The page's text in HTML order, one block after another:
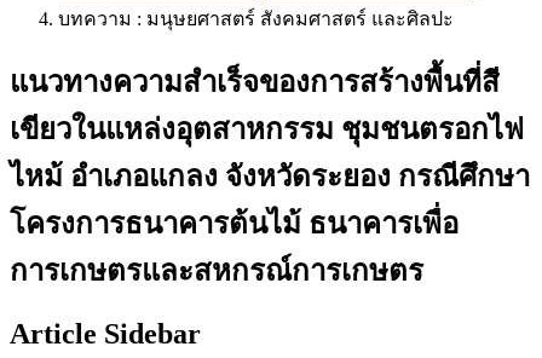
บทความ : มนุษยศาสตร์ สังคมศาสตร์ และศิลปะ
แนวทางความสำเร็จของการสร้างพื้นที่สี
เขียวในแหล่งอุตสาหกรรม ชุมชนตรอกไฟ
ไหม้ อำเภอแกลง จังหวัดระยอง กรณีศึกษา
โครงการธนาคารต้นไม้ ธนาคารเพื่อ
การเกษตรและสหกรณ์การเกษตร
Article Sidebar